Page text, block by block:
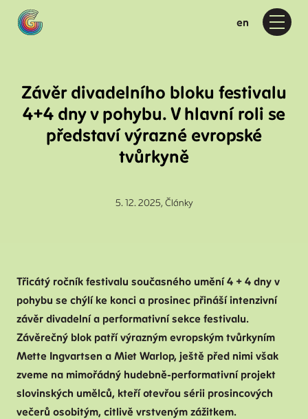
Menu
cs
en
Závěr divadelního bloku festivalu
4+4 dny v pohybu. V hlavní roli se
představí výrazné evropské
tvůrkyně
5. 12. 2025, Články
Třicátý ročník festivalu současného umění 4 + 4 dny v
pohybu se chýlí ke konci a prosinec přináší intenzivní
závěr divadelní a performativní sekce festivalu.
Závěrečný blok patří výrazným evropským tvůrkyním
Mette Ingvartsen a Miet Warlop, ještě před nimi však
zveme na mimořádný hudebně-performativní projekt
slovinských umělců, kteří otevřou sérii prosincových
večerů osobitým, citlivě vrstveným zážitkem.